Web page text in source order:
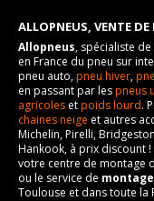
ALLOPNEUS, VENTE DE
Allopneus, spécialiste de
en France du pneu sur
pneu auto,pneu hiver,
en passant par lespneus
agricoles etpoids lourd.
chaines neige et autres
Michelin, Pirelli,
Hankook, à prix discount
votre centre de montage
ou le service de
Toulouse et dans toute la